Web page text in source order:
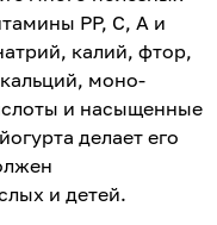
РР, С, А и
калий, фтор,
моно-
и насыщенные
делает его
и детей.